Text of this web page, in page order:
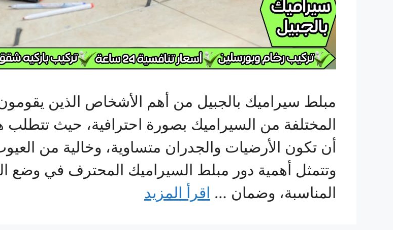
مبلط سيراميك بالجبيل من أهم الأشخاص الذين يقومون
المختلفة من السيراميك بصورة احترافية، حيث تتطلب
أن تكون الأرضيات والجدران متساوية، وخالية من
وتتمثل أهمية دور مبلط السيراميك المحترف في وضع
المناسبة، وضمان … اقرأ المزيد